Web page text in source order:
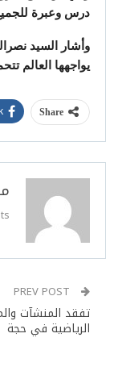
درس وعبرة
وأشار السيد
يواجهها العالم
Share
تفقد المنشآت
الرياضية في حجة